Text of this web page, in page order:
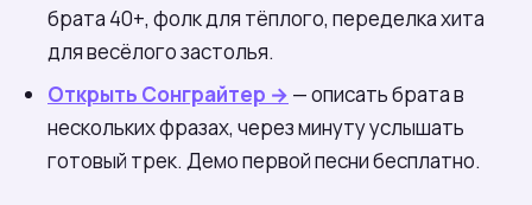
брата 40+, фолк для тёплого, переделка хита
для весёлого застолья.
Открыть Сонграйтер → — описать брата в
нескольких фразах, через минуту услышать
готовый трек. Демо первой песни бесплатно.